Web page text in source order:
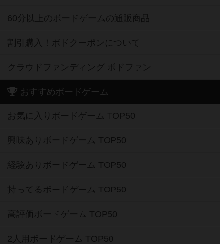
60分以上のボードゲームの通販商品
割引購入！ボドクーポンについて
クラウドファンディング ボドファン
おすすめボードゲーム
お気に入りボードゲーム TOP50
興味ありボードゲーム TOP50
経験ありボードゲーム TOP50
持ってるボードゲーム TOP50
高評価ボードゲーム TOP50
2人用ボードゲーム TOP50